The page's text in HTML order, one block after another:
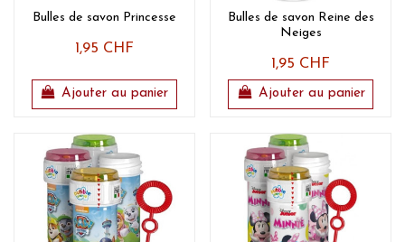
Bulles de savon Princesse
1,95 CHF
Ajouter au panier
Bulles de savon Reine des
Neiges
1,95 CHF
Ajouter au panier